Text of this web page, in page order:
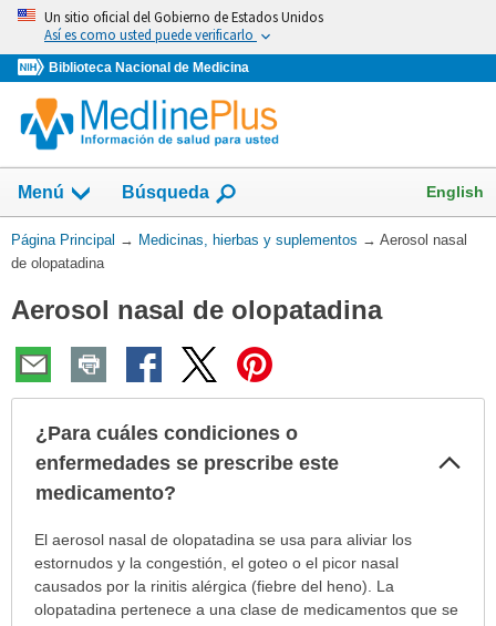
Omita
vaya
al
Contenido
Un sitio oficial del Gobierno de Estados Unidos
Así es como usted puede verificarlo
Biblioteca Nacional de Medicina
Menú
Mostrar
campo
de
Búsqueda English
Usted
está
Página Principal → Medicinas, hierbas y suplementos → Aerosol nasal
de olopatadina
Aerosol nasal de olopatadina
¿Para cuáles condiciones o
enfermedades se prescribe este
medicamento?
¿Para
cuáles
condiciones
El aerosol nasal de olopatadina se usa para aliviar los
estornudos y la congestión, el goteo o el picor nasal
causados por la rinitis alérgica (fiebre del heno). La
olopatadina pertenece a una clase de medicamentos que se